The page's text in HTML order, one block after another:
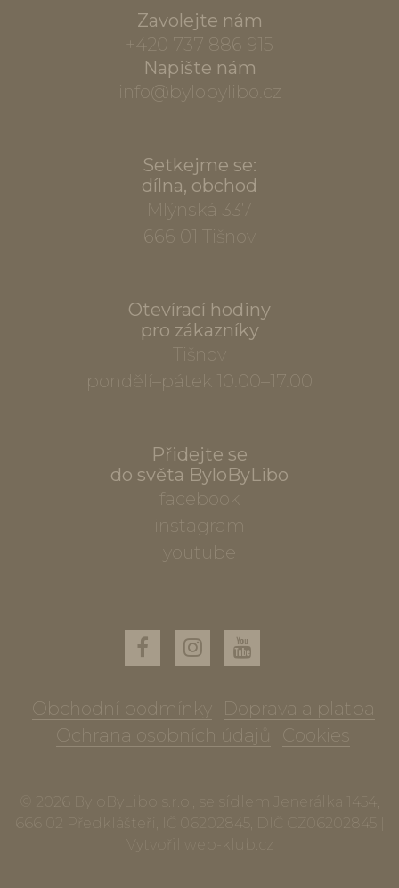
Zavolejte nám
+420 737 886 915
Napište nám
info@bylobylibo.cz
Setkejme se:
dílna, obchod
Mlýnská 337
666 01 Tišnov
Otevírací hodiny
pro zákazníky
Tišnov
pondělí–pátek 10.00–17.00
Přidejte se
do světa ByloByLibo
facebook
instagram
youtube
Obchodní podmínky
Doprava a platba
Ochrana osobních údajů
Cookies
© 2026 ByloByLibo s.r.o., se sídlem Jenerálka 1454,
666 02 Předklášteří, IČ 06202845, DIČ CZ06202845 |
Vytvořil